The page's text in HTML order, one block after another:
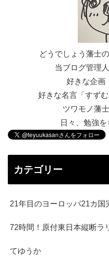
どうでしょう藩士
当ブログ管理
好きな企画
好きな名言「すず
ツワモノ藩
日々、勉強
カテゴリー
21年目のヨーロッパ21カ国
72時間！原付東日本縦断ラ
てゆうか